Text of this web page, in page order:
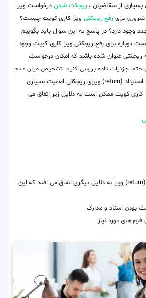
از متقاضیان ، ریجکت شدن درخواست ویزا
برای رفع ریجکتی ویزا کاری کویت چیست؟
وجود دارد؟ در پاسخ به این سوال باید بگوییم
دوباره برای رفع ریجکتی ویزا کاری کویت وجود
ریجکتی عنوان شده باشد که امکان درخواست
حتما جزئیات نامه بررسی کنید. تشخیص میان عدم
پذیرش (refusal) و یا استرداد (return) ویزای ریجکتی اهمیت بسیاری
کاری کویت ممکن است به دلایل زیر اتفاق می
از طرف دیگر، استرداد (return) ویزا به دلایل دیگری اتفاق می افتد که این
بودن اسناد و مدارک
های مورد نیاز